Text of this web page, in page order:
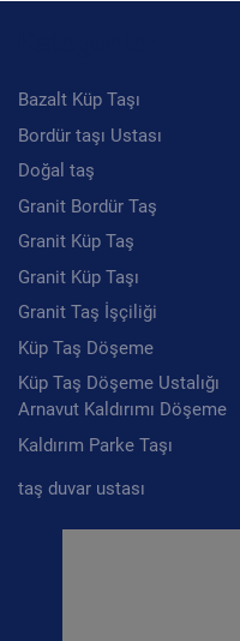
Bazalt Küp Taşı
Bordür taşı Ustası
Doğal taş
Granit Bordür Taş
Granit Küp Taş
Granit Küp Taşı
Granit Taş İşçiliği
Küp Taş Döşeme
Küp Taş Döşeme Ustalığı
Arnavut Kaldırımı Döşeme
Kaldırım Parke Taşı
taş duvar ustası